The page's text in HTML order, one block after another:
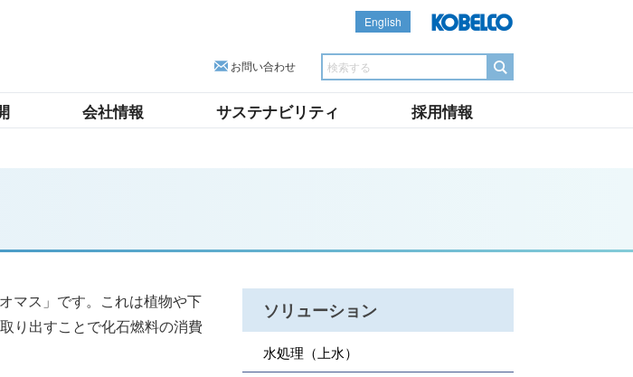
English
お問い合わせ
会社情報 サステナビリティ 採用情報
マス」です。これは植物や下
り出すことで化石燃料の消費
ソリューション
水処理（上水）